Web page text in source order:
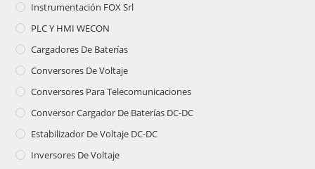
Instrumentación FOX Srl
PLC Y HMI WECON
Cargadores De Baterías
Conversores De Voltaje
Conversores Para Telecomunicaciones
Conversor Cargador De Baterías DC-DC
Estabilizador De Voltaje DC-DC
Inversores De Voltaje